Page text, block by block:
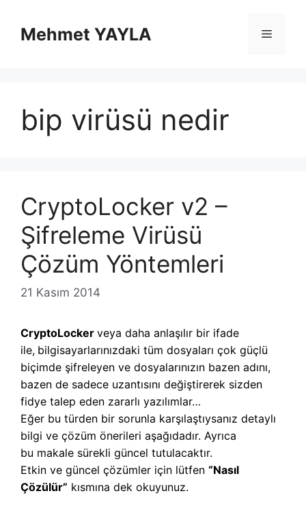
Mehmet YAYLA Menü
bip virüsü nedir
CryptoLocker v2 –
Şifreleme Virüsü
Çözüm Yöntemleri
21 Kasım 2014
CryptoLocker veya daha anlaşılır bir ifade
ile, bilgisayarlarınızdaki tüm dosyaları çok güçlü
biçimde şifreleyen ve dosyalarınızın bazen adını,
bazen de sadece uzantısını değiştirerek sizden
fidye talep eden zararlı yazılımlar…
Eğer bu türden bir sorunla karşılaştıysanız detaylı
bilgi ve çözüm önerileri aşağıdadır. Ayrıca
bu makale sürekli güncel tutulacaktır.
Etkin ve güncel çözümler için lütfen “Nasıl
Çözülür” kısmına dek okuyunuz.